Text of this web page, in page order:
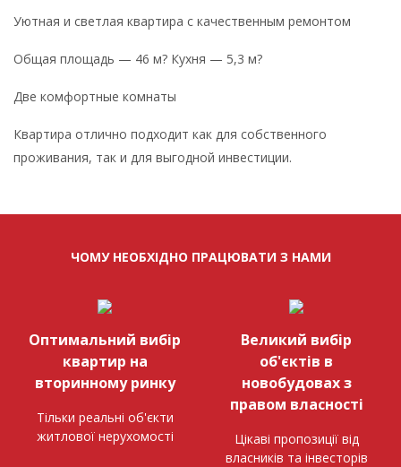
Уютная и светлая квартира с качественным ремонтом
Общая площадь — 46 м? Кухня — 5,3 м?
Две комфортные комнаты
Квартира отлично подходит как для собственного
проживания, так и для выгодной инвестиции.
ЧОМУ НЕОБХІДНО ПРАЦЮВАТИ З НАМИ
Оптимальний вибір
квартир на
вторинному ринку
Тільки реальні об'єкти
житлової нерухомості
Великий вибір
об'єктів в
новобудовах з
правом власності
Цікаві пропозиції від
власників та інвесторів